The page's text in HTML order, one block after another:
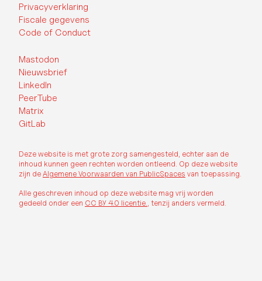
Privacyverklaring
Fiscale gegevens
Code of Conduct
Mastodon
Nieuwsbrief
LinkedIn
PeerTube
Matrix
GitLab
Deze website is met grote zorg samengesteld, echter aan de
inhoud kunnen geen rechten worden ontleend. Op deze website
zijn de Algemene Voorwaarden van PublicSpaces van toepassing.
Alle geschreven inhoud op deze website mag vrij worden
gedeeld onder een CC BY 4.0 licentie., tenzij anders vermeld.